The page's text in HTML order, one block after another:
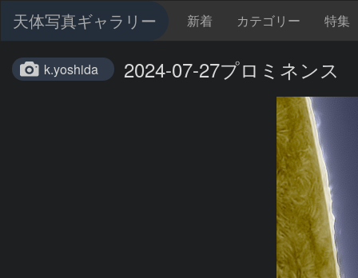
天体写真ギャラリー 新着 カテゴリー 特集
k.yoshida 2024-07-27プロミネンス